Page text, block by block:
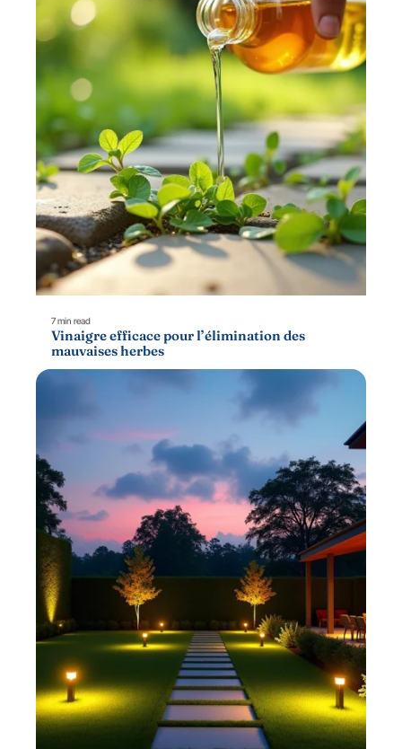
7 min read
Vinaigre efficace pour l’élimination des
mauvaises herbes